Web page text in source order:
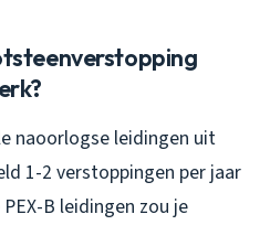
naoorlogse leidingen uit
1-2 verstoppingen per jaar
B leidingen zou je